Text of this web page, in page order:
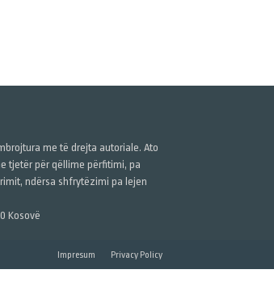
me të drejta autoriale. Ato
tjetër për qëllime përfitimi, pa
ndërsa shfrytëzimi pa lejen
Kosovë
Impresum Privacy Policy